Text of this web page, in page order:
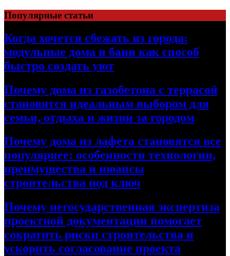
Перейти
к
содержимому
Популярные статьи
Когда хочется сбежать из города:
модульные дома и бани как способ
быстро создать уют
Почему дома из газобетона с террасой
становятся идеальным выбором для
семьи, отдыха и жизни за городом
Почему дома из лафета становятся все
популярнее: особенности технологии,
преимущества и нюансы
строительства под ключ
Почему негосударственная экспертиза
проектной документации помогает
сократить риски строительства и
ускорить согласование проекта